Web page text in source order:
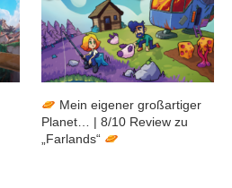
Mein eigener großartiger
Planet… | 8/10 Review zu
„Farlands“